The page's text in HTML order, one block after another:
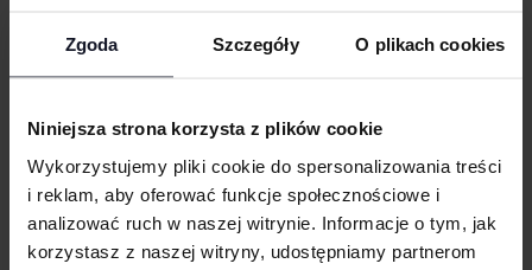
Zgoda Szczegóły O plikach cookies
Niniejsza strona korzysta z plików cookie
Wykorzystujemy pliki cookie do spersonalizowania treści
i reklam, aby oferować funkcje społecznościowe i
analizować ruch w naszej witrynie. Informacje o tym, jak
korzystasz z naszej witryny, udostępniamy partnerom
WORKWEAR BERMUDAS -STRONG-